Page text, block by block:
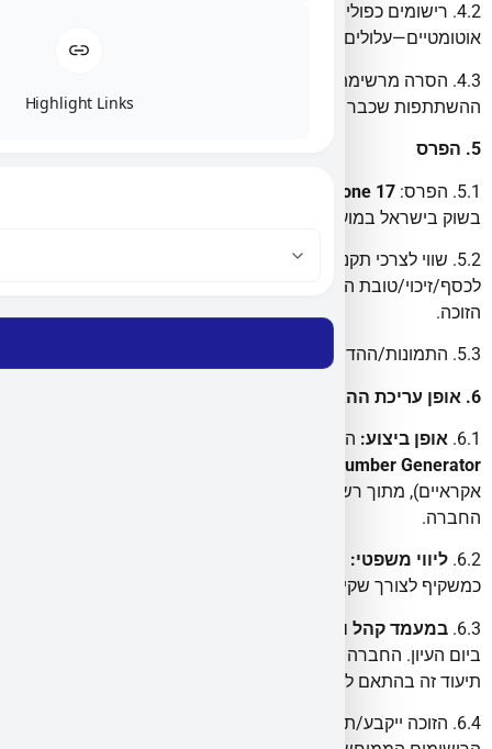
4.2. רישומים כפולים, פרטים שגויים/חסרים, או שימוש באמצעים
אוטומטיים—עלולים להביא לפסילה לפי שיקול דעת החברה.
4.3. הסרה מרשימת התפוצה לאחר ההרשמה אינה גורעת מתוקף
ההשתתפות שכבר נרשמה כדין.
5. הפרס
5.1. הפרס: iPhone 17
בשוק בישראל במועד הסיפוק).
לכסף/זיכוי/טובת הנאה אחרת; אין החלפה או שינוי דגם לפי בקשת
הזוכה.
5.3. התמונות/ההדמיות—להמחשה בלבד.
6. אופן עריכת ההגרלה, הזוכה והודעה
6.1. אופן ביצוע: ההגרלה תתבצע
Google Random Number Generator
אקראיים), מתוך רשימת השתתפויות תקפות שנקלטו במערכות
החברה.
6.2. ליווי משפטי:
כמשקיף לצורך שקיפות ובקרה.
6.3. במעמד קהל ותיעוד
ביום העיון. החברה רשאית לתעד בצילום/וידאו את ההליך ולפרסם
תיעוד זה בהתאם לדין.
6.4. הזוכה ייקבע/תיקבע באקראי; הכרעת החברה תושתת על
Highlight Links